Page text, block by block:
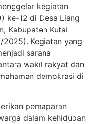
kegiatan
ke-12 di Desa Liang
Kabupaten Kutai
2025). Kegiatan yang
sarana
wakil rakyat dan
demokrasi di
pemaparan
dalam kehidupan